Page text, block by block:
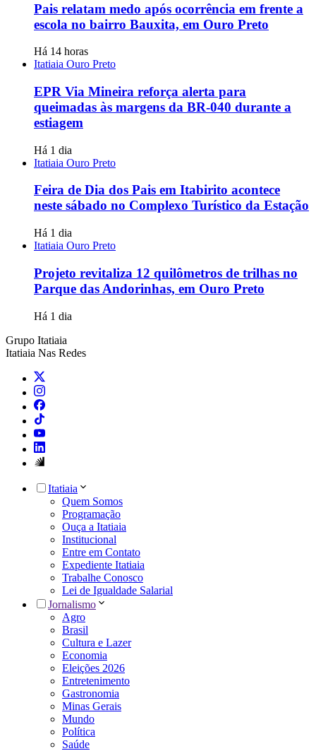
Pais relatam medo após ocorrência em frente a
escola no bairro Bauxita, em Ouro Preto
Há 14 horas
Itatiaia Ouro Preto
EPR Via Mineira reforça alerta para
queimadas às margens da BR-040 durante a
estiagem
Há 1 dia
Itatiaia Ouro Preto
Feira de Dia dos Pais em Itabirito acontece
neste sábado no Complexo Turístico da Estação
Há 1 dia
Itatiaia Ouro Preto
Projeto revitaliza 12 quilômetros de trilhas no
Parque das Andorinhas, em Ouro Preto
Há 1 dia
Grupo Itatiaia
Itatiaia Nas Redes
Itatiaia
Quem Somos
Programação
Ouça a Itatiaia
Institucional
Entre em Contato
Expediente Itatiaia
Trabalhe Conosco
Lei de Igualdade Salarial
Jornalismo
Agro
Brasil
Cultura e Lazer
Economia
Eleições 2026
Entretenimento
Gastronomia
Minas Gerais
Mundo
Política
Saúde